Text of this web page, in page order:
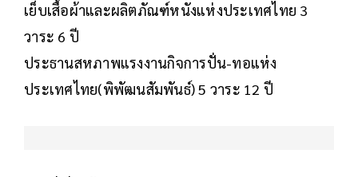
เย็บเสื้อผ้าและผลิตภัณฑ์หนังแห่งประเทศไทย 3
วาระ 6 ปี
ประธานสหภาพแรงงานกิจการปั่น-ทอแห่ง
ประเทศไทย(พิพัฒนสัมพันธ์) 5 วาระ 12 ปี